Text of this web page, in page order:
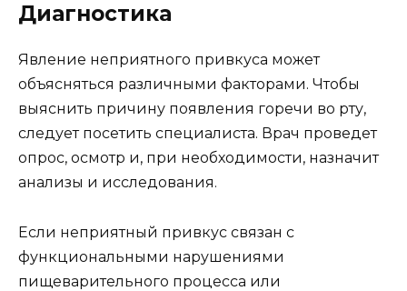
Диагностика
Явление неприятного привкуса может
объясняться различными факторами. Чтобы
выяснить причину появления горечи во рту,
следует посетить специалиста. Врач проведет
опрос, осмотр и, при необходимости, назначит
анализы и исследования.
Если неприятный привкус связан с
функциональными нарушениями
пищеварительного процесса или